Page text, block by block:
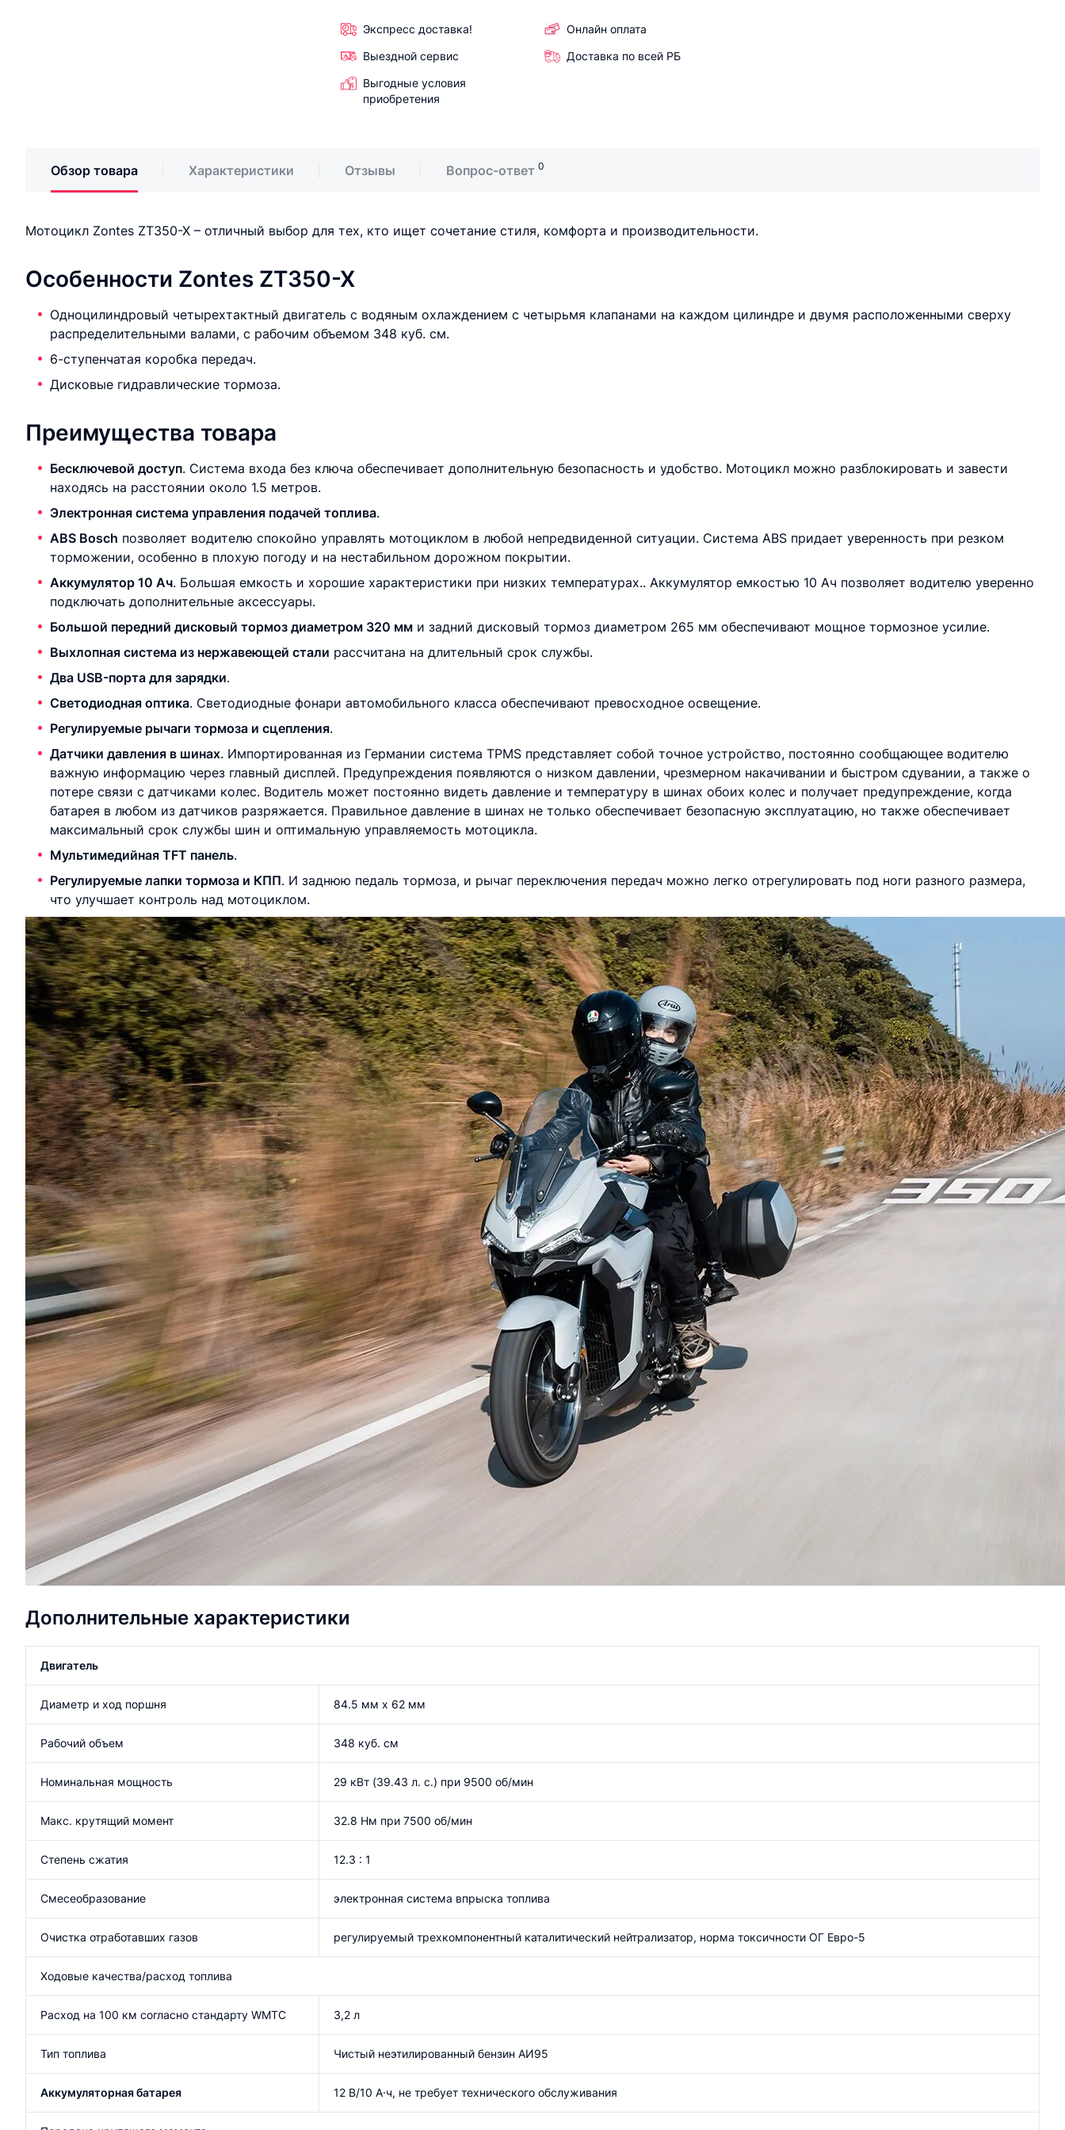
Экспресс доставка!
Онлайн оплата
Выездной сервис
Доставка по всей РБ
Выгодные условия
приобретения
Обзор товара Характеристики Отзывы Вопрос-ответ 0
Мотоцикл Zontes ZT350-X – отличный выбор для тех, кто ищет сочетание стиля, комфорта и производительности.
Особенности Zontes ZT350-X
Одноцилиндровый четырехтактный двигатель с водяным охлаждением с четырьмя клапанами на каждом цилиндре и двумя расположенными сверху
распределительными валами, с рабочим объемом 348 куб. см.
6-ступенчатая коробка передач.
Дисковые гидравлические тормоза.
Преимущества товара
Бесключевой доступ. Система входа без ключа обеспечивает дополнительную безопасность и удобство. Мотоцикл можно разблокировать и завести
находясь на расстоянии около 1.5 метров.
Электронная система управления подачей топлива.
ABS Bosch позволяет водителю спокойно управлять мотоциклом в любой непредвиденной ситуации. Система ABS придает уверенность при резком
торможении, особенно в плохую погоду и на нестабильном дорожном покрытии.
Аккумулятор 10 Ач. Большая емкость и хорошие характеристики при низких температурах.. Аккумулятор емкостью 10 Ач позволяет водителю уверенно
подключать дополнительные аксессуары.
Большой передний дисковый тормоз диаметром 320 мм и задний дисковый тормоз диаметром 265 мм обеспечивают мощное тормозное усилие.
Выхлопная система из нержавеющей стали рассчитана на длительный срок службы.
Два USB-порта для зарядки.
Светодиодная оптика. Светодиодные фонари автомобильного класса обеспечивают превосходное освещение.
Регулируемые рычаги тормоза и сцепления.
Датчики давления в шинах. Импортированная из Германии система TPMS представляет собой точное устройство, постоянно сообщающее водителю
важную информацию через главный дисплей. Предупреждения появляются о низком давлении, чрезмерном накачивании и быстром сдувании, а также о
потере связи с датчиками колес. Водитель может постоянно видеть давление и температуру в шинах обоих колес и получает предупреждение, когда
батарея в любом из датчиков разряжается. Правильное давление в шинах не только обеспечивает безопасную эксплуатацию, но также обеспечивает
максимальный срок службы шин и оптимальную управляемость мотоцикла.
Мультимедийная TFT панель.
Регулируемые лапки тормоза и КПП. И заднюю педаль тормоза, и рычаг переключения передач можно легко отрегулировать под ноги разного размера,
что улучшает контроль над мотоциклом.
Дополнительные характеристики
Двигатель
Диаметр и ход поршня 84.5 мм x 62 мм
Рабочий объем 348 куб. см
Номинальная мощность 29 кВт (39.43 л. с.) при 9500 об/мин
Макс. крутящий момент 32.8 Нм при 7500 об/мин
Степень сжатия 12.3 : 1
Смесеобразование электронная система впрыска топлива
Очистка отработавших газов регулируемый трехкомпонентный каталитический нейтрализатор, норма токсичности ОГ Евро-5
Ходовые качества/расход топлива
Расход на 100 км согласно стандарту WMTC 3,2 л
Тип топлива Чистый неэтилированный бензин АИ95
Аккумуляторная батарея 12 В/10 А·ч, не требует технического обслуживания